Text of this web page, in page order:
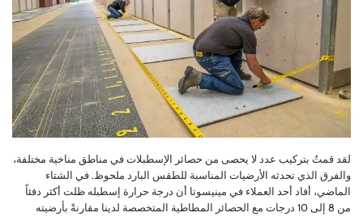
لقد قمتُ بتركيب عدد لا يحصى من حصائر الإسطبلات في مناطق مناخية مختلفة،
والفرق الذي تحدثه الأرضيات المناسبة للطقس البارد ملحوظ. في الشتاء
الماضي، أفاد أحد العملاء في مينيسوتا أن درجة حرارة إسطبله ظلت أكثر دفئاً
من 8 إلى 10 درجات مع الحصائر المطاطية المتخصصة لدينا مقارنةً بأرضيته